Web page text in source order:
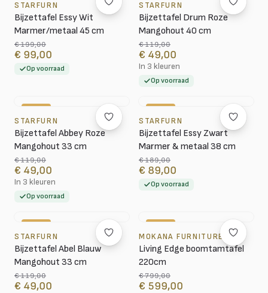
STARFURN
Bijzettafel Essy Wit
Marmer/metaal 45 cm
€ 199,00
€ 99,00
Op voorraad
STARFURN
Bijzettafel Drum Roze
Mangohout 40 cm
€ 119,00
€ 49,00
In 3 kleuren
Op voorraad
STARFURN
Bijzettafel Abbey Roze
Mangohout 33 cm
€ 119,00
€ 49,00
In 3 kleuren
Op voorraad
STARFURN
Bijzettafel Essy Zwart
Marmer & metaal 38 cm
€ 189,00
€ 89,00
Op voorraad
STARFURN
Bijzettafel Abel Blauw
Mangohout 33 cm
€ 119,00
€ 49,00
MOKANA FURNITURE
Living Edge boomtamtafel
220cm
€ 799,00
€ 599,00